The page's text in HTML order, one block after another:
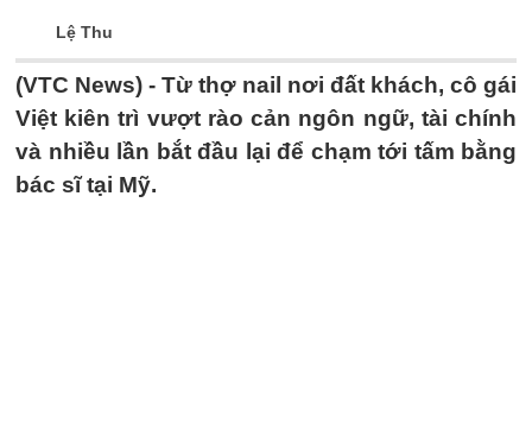
Lệ Thu
(VTC News) - Từ thợ nail nơi đất khách, cô gái
Việt kiên trì vượt rào cản ngôn ngữ, tài chính
và nhiều lần bắt đầu lại để chạm tới tấm bằng
bác sĩ tại Mỹ.